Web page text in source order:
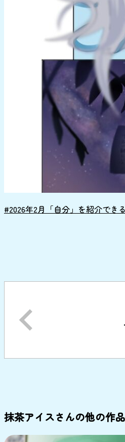
#2026年2月「自分」を紹介でき
抹茶アイスさんの他の作品